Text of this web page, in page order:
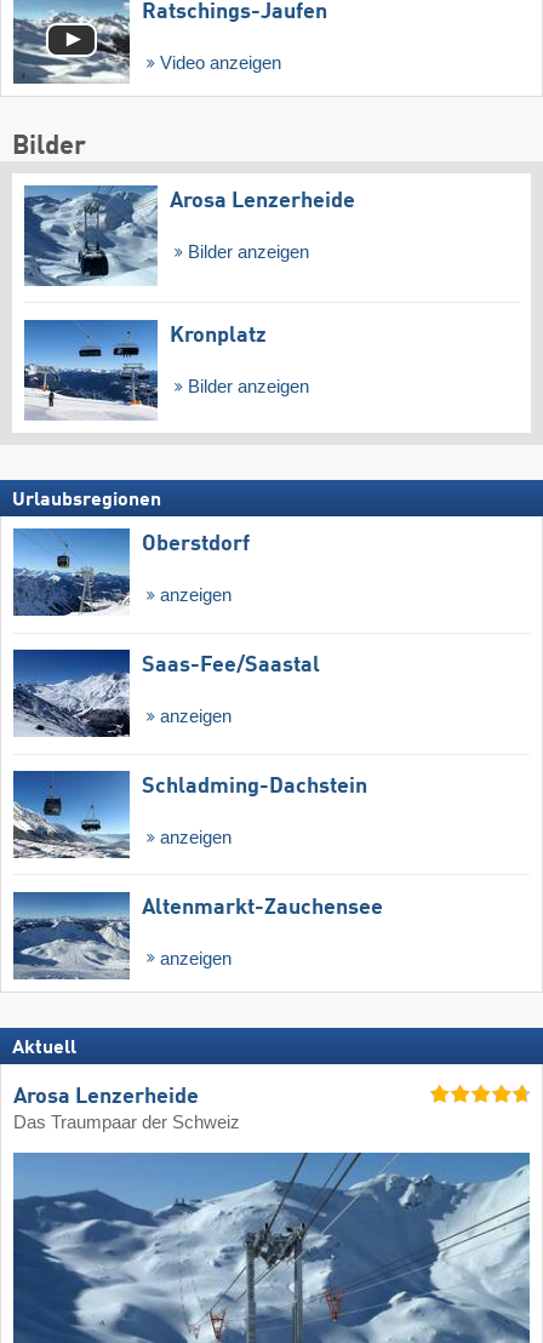
Ratschings-Jaufen
Video anzeigen
Bilder
Arosa Lenzerheide
Bilder anzeigen
Kronplatz
Bilder anzeigen
Urlaubsregionen
Oberstdorf
anzeigen
Saas-Fee/​Saastal
anzeigen
Schladming-Dachstein
anzeigen
Altenmarkt-Zauchensee
anzeigen
Aktuell
Arosa Lenzerheide
Das Traumpaar der Schweiz